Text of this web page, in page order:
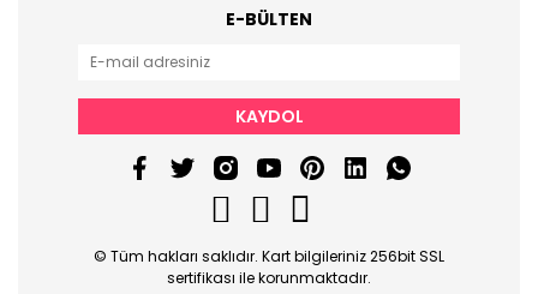
E-BÜLTEN
KAYDOL
© Tüm hakları saklıdır. Kart bilgileriniz 256bit SSL
sertifikası ile korunmaktadır.